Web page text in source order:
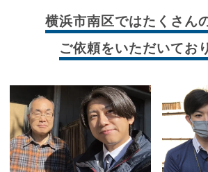
横浜市南区ではたくさん
ご依頼をいただいてお